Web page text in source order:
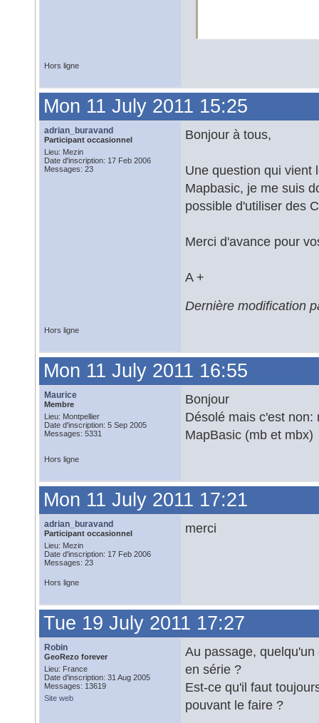
Hors ligne
Mon 11 July 2011 15:25
adrian_buravand
Participant occasionnel
Lieu: Mezin
Date d'inscription: 17 Feb 2006
Messages: 23
Bonjour à tous,
Une question qui vient
Mapbasic, je me suis
possible d'utiliser des
Merci d'avance pour
A +
Dernière modification
Hors ligne
Mon 11 July 2011 16:55
Maurice
Membre
Lieu: Montpellier
Date d'inscription: 5 Sep 2005
Messages: 5331
Bonjour
Désolé mais c'est
MapBasic (mb et mbx)
Hors ligne
Mon 11 July 2011 17:21
adrian_buravand
Participant occasionnel
Lieu: Mezin
Date d'inscription: 17 Feb 2006
Messages: 23
merci
Hors ligne
Tue 19 July 2011 17:27
Robin
GeoRezo forever
Lieu: France
Date d'inscription: 31 Aug 2005
Messages: 13619
Site web
Au passage,
en série ?
Est-ce qu'il faut
pouvant le faire ?